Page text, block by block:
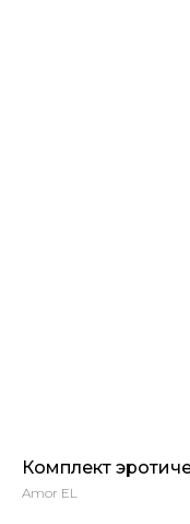
Комплект
Amor EL